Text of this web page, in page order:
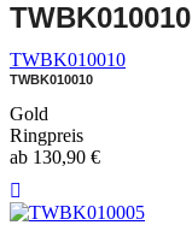
TWBK010010
TWBK010010
TWBK010010
Gold
Ringpreis
ab 130,90 €